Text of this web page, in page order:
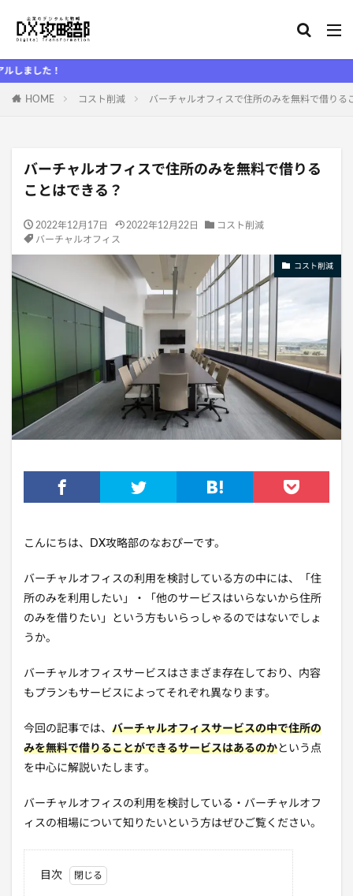
HOME コスト削減 バーチャルオフィスで住所のみを無料で借りる
バーチャルオフィスで住所のみを無料で借りる
ことはできる？
2022年12月17日 2022年12月22日
コスト削減
バーチャルオフィス
コスト削減
こんにちは、DX攻略部のなおぴーです。
バーチャルオフィスの利用を検討している方の中には、「住
所のみを利用したい」・「他のサービスはいらないから住所
のみを借りたい」という方もいらっしゃるのではないでしょ
うか。
バーチャルオフィスサービスはさまざま存在しており、内容
もプランもサービスによってそれぞれ異なります。
今回の記事では、 バーチャルオフィスサービスの中で住所の
みを無料で借りることができるサービスはあるのかという点
を中心に解説いたします。
バーチャルオフィスの利用を検討している・バーチャルオフ
ィスの相場について知りたいという方はぜひご覧ください。
目次